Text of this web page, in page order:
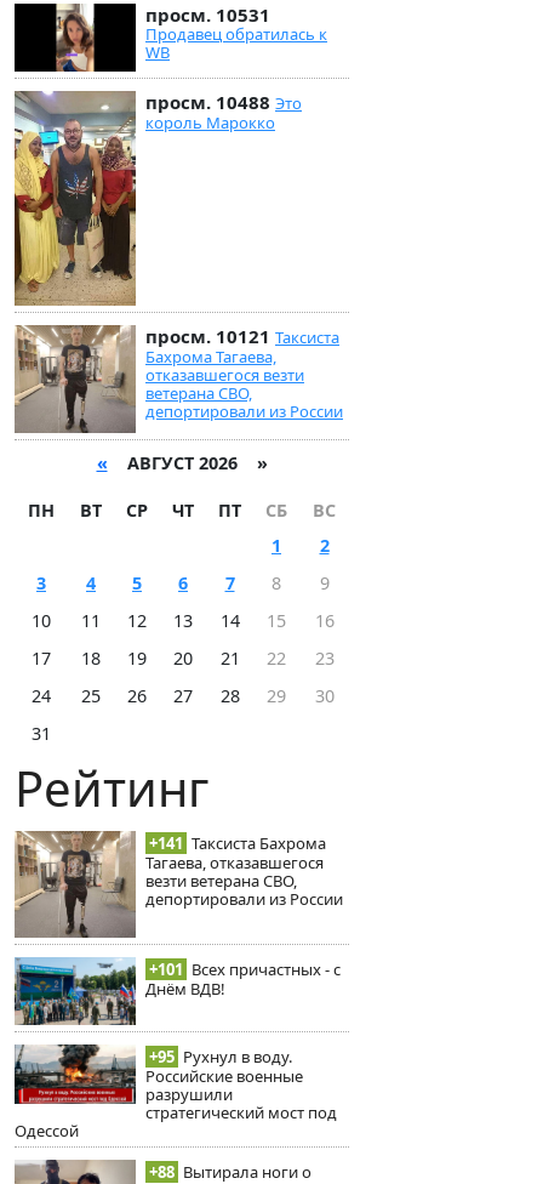
просм. 10531
Продавец обратилась к
WB
просм. 10488 Это
король Марокко
просм. 10121 Таксиста
Бахрома Тагаева,
отказавшегося везти
ветерана СВО,
депортировали из России
« АВГУСТ 2026 »
ПН ВТ СР ЧТ ПТ СБ
ВС
1
2
3
4 5 6 7 8
9
10
11 12 13 14 15
16
17
18 19 20 21 22
23
24
25 26 27 28 29
30
31
Рейтинг
+141 Таксиста Бахрома
Тагаева, отказавшегося
везти ветерана СВО,
депортировали из России
+101 Всех причастных - с
Днём ВДВ!
+95 Рухнул в воду.
Российские военные
разрушили
стратегический мост под
Одессой
+88 Вытирала ноги о